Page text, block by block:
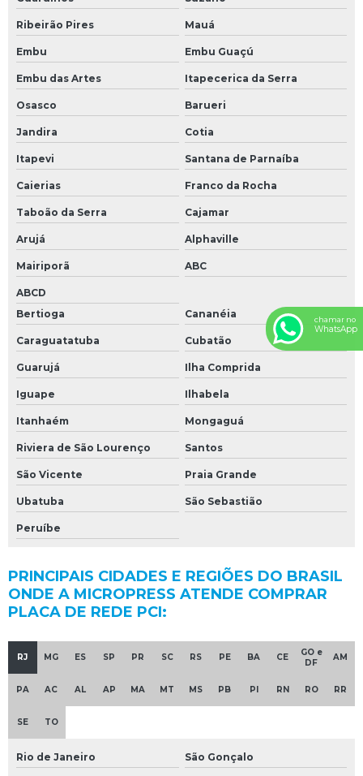
Ribeirão Pires Mauá
Embu Embu Guaçú
Embu das Artes Itapecerica da Serra
Osasco Barueri
Jandira Cotia
Itapevi Santana de Parnaíba
Caierias Franco da Rocha
Taboão da Serra Cajamar
Arujá Alphaville
Mairiporã ABC
ABCD
Bertioga
Cananéia
Caraguatatuba Cubatão
Guarujá Ilha Comprida
Iguape Ilhabela
Itanhaém Mongaguá
Riviera de São Lourenço Santos
São Vicente Praia Grande
Ubatuba São Sebastião
Peruíbe
PRINCIPAIS CIDADES E REGIÕES DO BRASIL
ONDE A MICROPRESS ATENDE COMPRAR
PLACA DE REDE PCI:
RJ MG ES SP PR SC RS PE BA CE
GO e
DF
AM
PA AC AL AP MA MT MS PB PI RN RO RR
SE TO
Rio de Janeiro São Gonçalo
chamar no
WhatsApp